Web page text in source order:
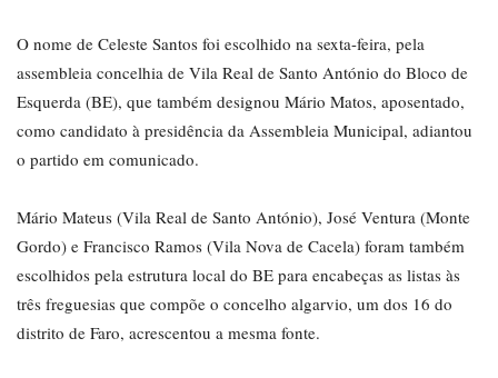
O nome de Celeste Santos foi escolhido na sexta-feira, pela
assembleia concelhia de Vila Real de Santo António do Bloco de
Esquerda (BE), que também designou Mário Matos, aposentado,
como candidato à presidência da Assembleia Municipal, adiantou
o partido em comunicado.
Mário Mateus (Vila Real de Santo António), José Ventura (Monte
Gordo) e Francisco Ramos (Vila Nova de Cacela) foram também
escolhidos pela estrutura local do BE para encabeças as listas às
três freguesias que compõe o concelho algarvio, um dos 16 do
distrito de Faro, acrescentou a mesma fonte.